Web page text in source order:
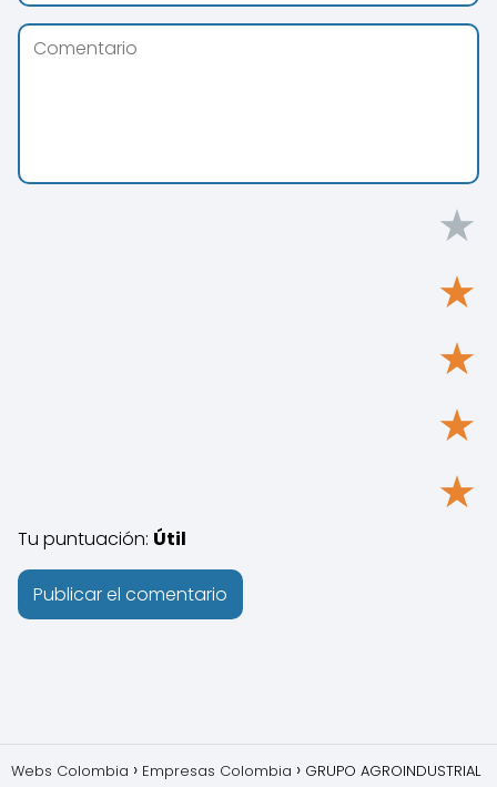
★
★
★
★
★
Tu puntuación: Útil
Webs Colombia Empresas Colombia GRUPO AGROINDUSTRIAL